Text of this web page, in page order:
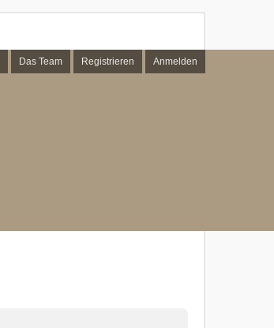
Das Team Registrieren Anmelden